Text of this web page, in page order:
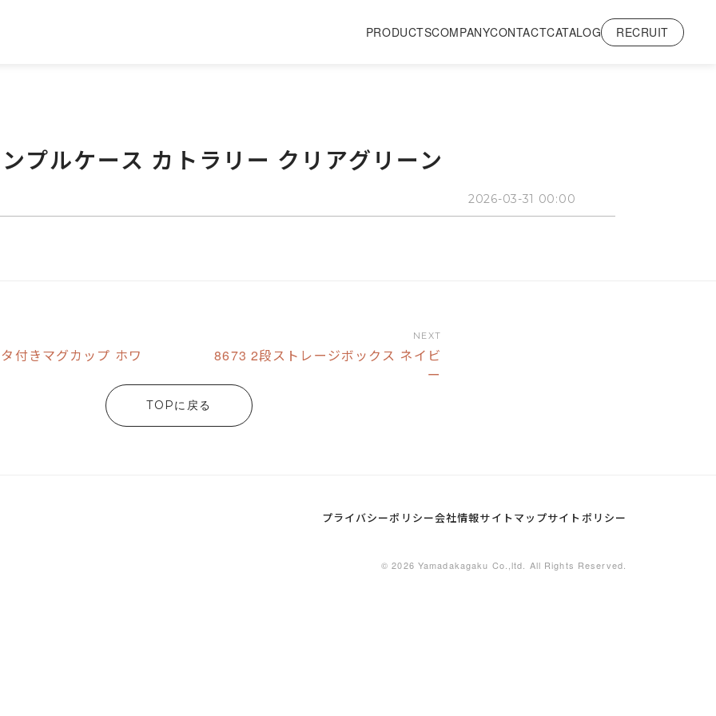
PRODUCTSCOMPANYCONTACTCATALOG RECRUIT
プルケース カトラリー クリアグリーン
2026-03-31 00:00
付きマグカップ ホワ
NEXT
8673 2段ストレージボックス ネイビ
ー
TOPに戻る
プライバシーポリシー会社情報サイトマップサイトポリシー
© 2026 Yamadakagaku Co.,ltd. All Rights Reserved.